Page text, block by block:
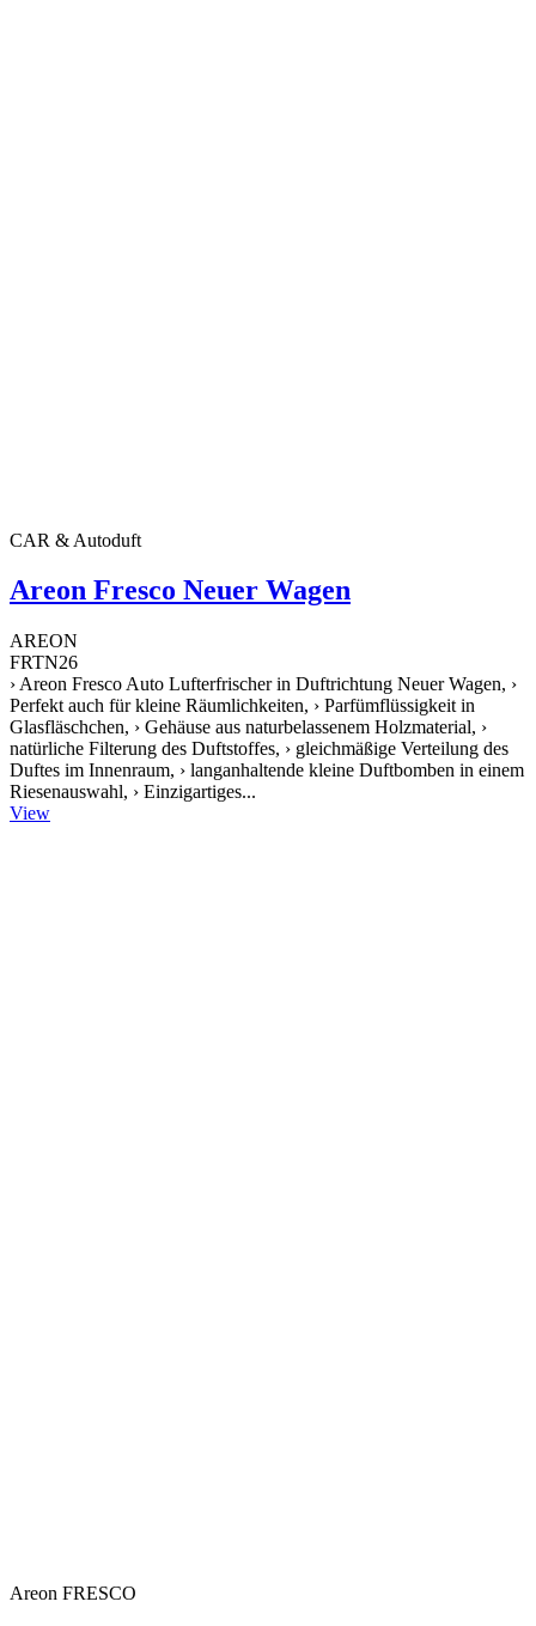
CAR & Autoduft
Areon Fresco Neuer Wagen
AREON
FRTN26
› Areon Fresco Auto Lufterfrischer in Duftrichtung Neuer Wagen, ›
Perfekt auch für kleine Räumlichkeiten, › Parfümflüssigkeit in
Glasfläschchen, › Gehäuse aus naturbelassenem Holzmaterial, ›
natürliche Filterung des Duftstoffes, › gleichmäßige Verteilung des
Duftes im Innenraum, › langanhaltende kleine Duftbomben in einem
Riesenauswahl, › Einzigartiges...
View
Areon FRESCO